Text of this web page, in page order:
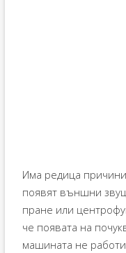
Има редица
появят външни
пране или
че появата на
машината не